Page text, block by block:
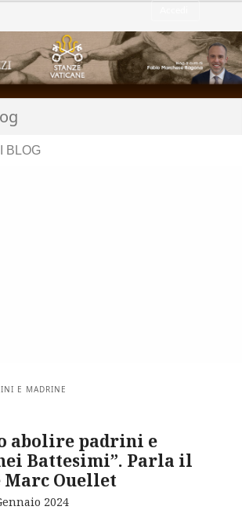
E MADRINE
abolire padrini e
Battesimi”. Parla il
Ouellet
2024